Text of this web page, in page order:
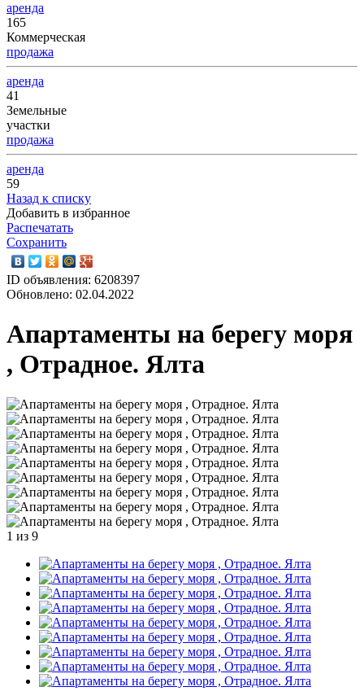
аренда
165
Коммерческая
продажа
аренда
41
Земельные
участки
продажа
аренда
59
Назад к списку
Добавить в избранное
Распечатать
Сохранить
ID объявления: 6208397
Обновлено: 02.04.2022
Апартаменты на берегу моря
, Отрадное. Ялта
1 из 9